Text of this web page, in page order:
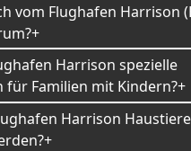
vom Flughafen Harrison
Harrison spezielle
für Familien mit Kindern?
Harrison Haustiere